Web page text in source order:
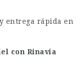
entrega rápida en
con Rinavia